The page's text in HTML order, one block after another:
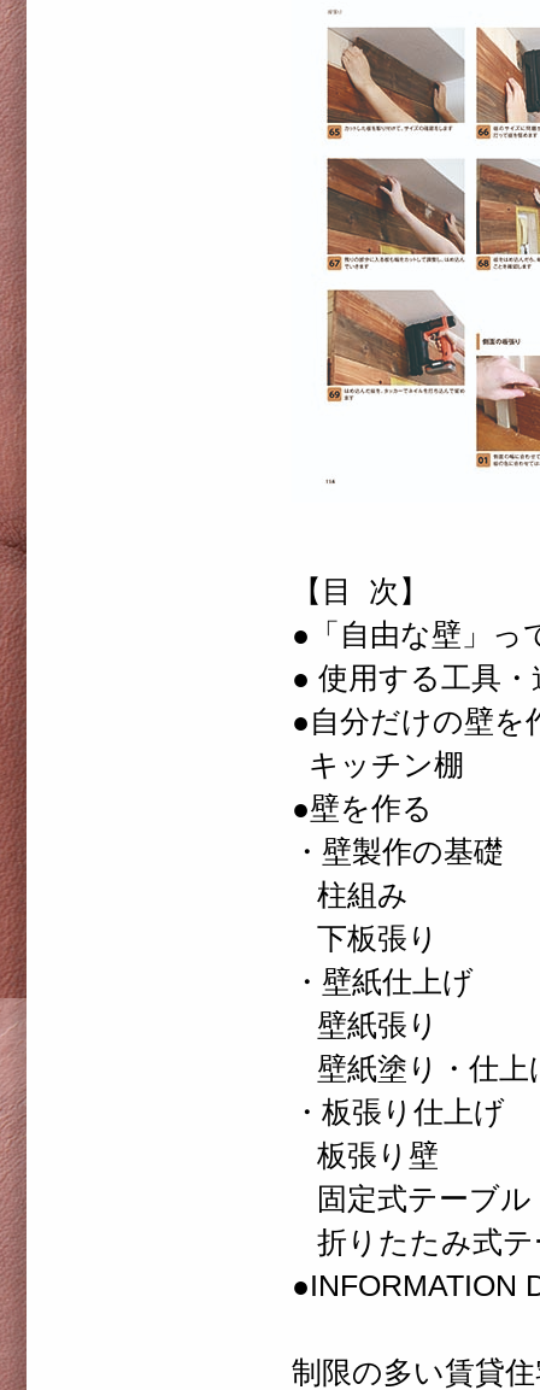
【目 次】
●「自由な壁」っ
● 使用する工具・
●自分だけの壁を
キッチン棚
●壁を作る
・壁製作の基礎
柱組み
下板張り
・壁紙仕上げ
壁紙張り
壁紙塗り・仕上
・板張り仕上げ
板張り壁
固定式テーブル
折りたたみ式テ
●INFORMATION
制限の多い賃貸